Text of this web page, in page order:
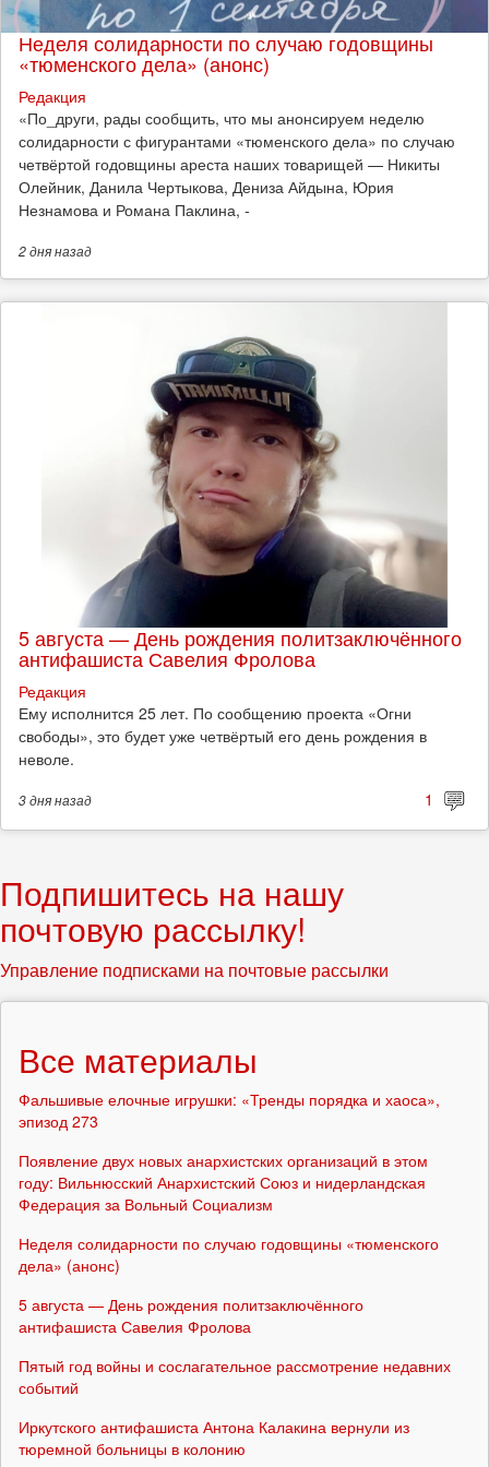
Неделя солидарности по случаю годовщины
«тюменского дела» (анонс)
Редакция
​«По_други, рады сообщить, что мы анонсируем неделю
солидарности с фигурантами «тюменского дела» по случаю
четвёртой годовщины ареста наших товарищей — Никиты
Олейник, Данила Чертыкова, Дениза Айдына, Юрия
Незнамова и Романа Паклина, -
2 дняназад
5 августа — День рождения политзаключённого
антифашиста Савелия Фролова
Редакция
Ему исполнится 25 лет. По сообщению проекта «Огни
свободы», это будет уже четвёртый его день рождения в
неволе.
3 дняназад 1
Подпишитесь на нашу
почтовую рассылку!
Управление подписками на почтовые рассылки
Все материалы
Фальшивые елочные игрушки: «Тренды порядка и хаоса»,
эпизод 273
Появление двух новых анархистских организаций в этом
году: Вильнюсский Анархистский Союз и нидерландская
Федерация за Вольный Социализм
Неделя солидарности по случаю годовщины «тюменского
дела» (анонс)
5 августа — День рождения политзаключённого
антифашиста Савелия Фролова
Пятый год войны и сослагательное рассмотрение недавних
событий
Иркутского антифашиста Антона Калакина вернули из
тюремной больницы в колонию